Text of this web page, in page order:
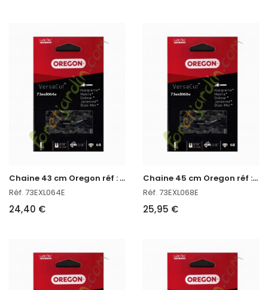
C
haine 43 cm Oregon réf : 73EXL064E
Réf. 73EXL064E
24,40 €
C
haine 45 cm Oregon réf : 73EXL068E
Réf. 73EXL068E
25,95 €